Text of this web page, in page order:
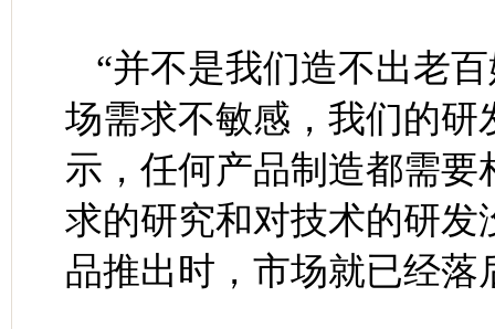
“并不是我们造不出老
场需求不敏感，我们的研
示，任何产品制造都需
求的研究和对技术的研
品推出时，市场就已经落